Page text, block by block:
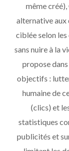
même
alternative
ciblée selon les
sans nuire à la
propose
objectifs :
humaine de
(clics) et
statistiques
publicités et